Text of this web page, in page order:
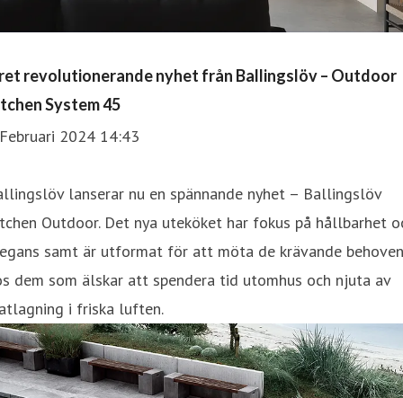
revolutionerande nyhet från Ballingslöv – Outdoor
System 45
2024 14:43
lanserar nu en spännande nyhet – Ballingslöv
Outdoor. Det nya uteköket har fokus på hållbarhet
samt är utformat för att möta de krävande behoven
dem som älskar att spendera tid utomhus och njuta av
i friska luften.